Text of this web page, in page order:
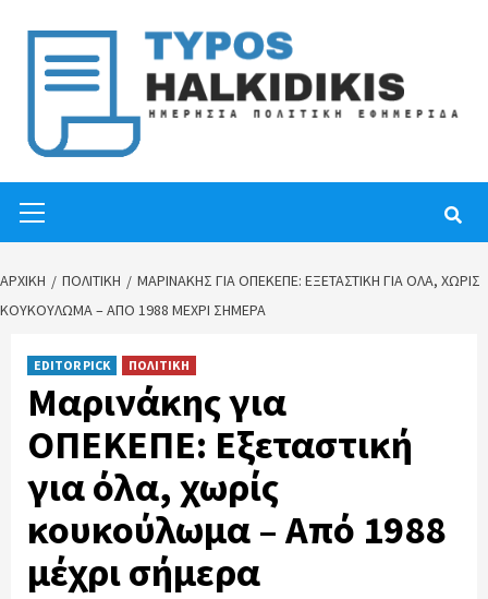
content
Menu
ΑΡΧΙΚΉ ΠΟΛΙΤΙΚΗ
ΜΑΡΙΝΆΚΗΣ ΓΙΑ ΟΠΕΚΕΠΕ: ΕΞΕΤΑΣΤΙΚΉ ΓΙΑ ΌΛΑ, ΧΩΡΊΣ
ΚΟΥΚΟΎΛΩΜΑ – ΑΠΌ 1988 ΜΈΧΡΙ ΣΉΜΕΡΑ
EDITOR PICK ΠΟΛΙΤΙΚΗ
Μαρινάκης για
ΟΠΕΚΕΠΕ: Εξεταστική
για όλα, χωρίς
κουκούλωμα – Από 1988
μέχρι σήμερα